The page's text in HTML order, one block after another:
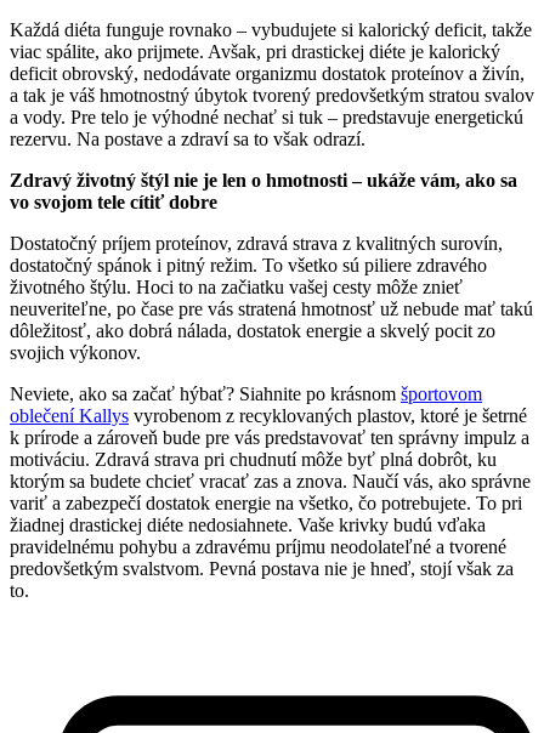
Každá diéta funguje rovnako – vybudujete si kalorický deficit, takže
viac spálite, ako prijmete. Avšak, pri drastickej diéte je kalorický
deficit obrovský, nedodávate organizmu dostatok proteínov a živín,
a tak je váš hmotnostný úbytok tvorený predovšetkým stratou svalov
a vody. Pre telo je výhodné nechať si tuk – predstavuje energetickú
rezervu. Na postave a zdraví sa to však odrazí.
Zdravý životný štýl nie je len o hmotnosti – ukáže vám, ako sa
vo svojom tele cítiť dobre
Dostatočný príjem proteínov, zdravá strava z kvalitných surovín,
dostatočný spánok i pitný režim. To všetko sú piliere zdravého
životného štýlu. Hoci to na začiatku vašej cesty môže znieť
neuveriteľne, po čase pre vás stratená hmotnosť už nebude mať takú
dôležitosť, ako dobrá nálada, dostatok energie a skvelý pocit zo
svojich výkonov.
Neviete, ako sa začať hýbať? Siahnite po krásnom športovom
oblečení Kallys vyrobenom z recyklovaných plastov, ktoré je šetrné
k prírode a zároveň bude pre vás predstavovať ten správny impulz a
motiváciu. Zdravá strava pri chudnutí môže byť plná dobrôt, ku
ktorým sa budete chcieť vracať zas a znova. Naučí vás, ako správne
variť a zabezpečí dostatok energie na všetko, čo potrebujete. To pri
žiadnej drastickej diéte nedosiahnete. Vaše krivky budú vďaka
pravidelnému pohybu a zdravému príjmu neodolateľné a tvorené
predovšetkým svalstvom. Pevná postava nie je hneď, stojí však za
to.